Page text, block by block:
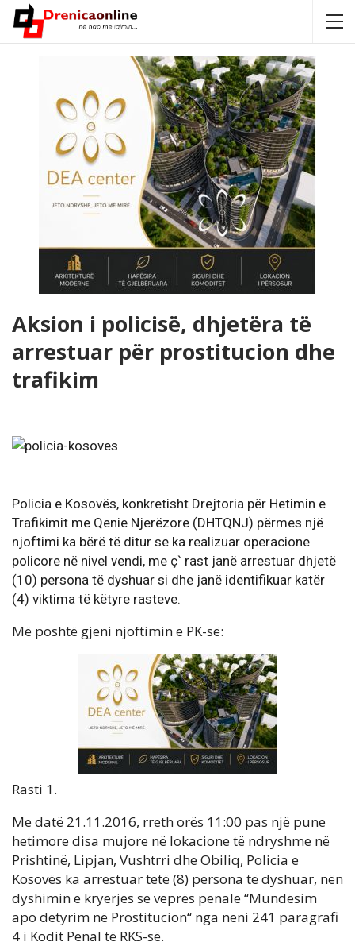
Aksion i policisë, dhjetëra të
arrestuar për prostitucion dhe
trafikim
Policia e Kosovës, konkretisht Drejtoria për Hetimin e
Trafikimit me Qenie Njerëzore (DHTQNJ) përmes një
njoftimi ka bërë të ditur se ka realizuar operacione
policore në nivel vendi, me ç` rast janë arrestuar dhjetë
(10) persona të dyshuar si dhe janë identifikuar katër
(4) viktima të këtyre rasteve.
Më poshtë gjeni njoftimin e PK-së:
Rasti 1.
Me datë 21.11.2016, rreth orës 11:00 pas një pune
hetimore disa mujore në lokacione të ndryshme në
Prishtinë, Lipjan, Vushtrri dhe Obiliq, Policia e
Kosovës ka arrestuar tetë (8) persona të dyshuar, nën
dyshimin e kryerjes se veprës penale “Mundësim
apo detyrim në Prostitucion“ nga neni 241 paragrafi
4 i Kodit Penal të RKS-së.